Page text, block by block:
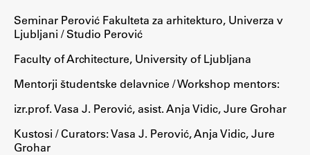
Seminar Perović Fakulteta za arhitekturo, Univerza v
Ljubljani / Studio Perović
Faculty of Architecture, University of Ljubljana
Mentorji študentske delavnice / Workshop mentors:
izr.prof. Vasa J. Perović, asist. Anja Vidic, Jure Grohar
Kustosi / Curators: Vasa J. Perović, Anja Vidic, Jure
Grohar